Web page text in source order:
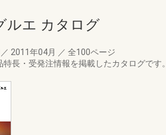
ルエ カタログ
／ 2011年04月 ／ 全100ページ
長・受発注情報を掲載したカタログです。